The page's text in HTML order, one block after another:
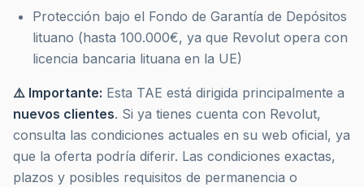
Protección bajo el Fondo de Garantía de Depósitos
lituano (hasta 100.000€, ya que Revolut opera con
licencia bancaria lituana en la UE)
⚠️ Importante: Esta TAE está dirigida principalmente a
nuevos clientes. Si ya tienes cuenta con Revolut,
consulta las condiciones actuales en su web oficial, ya
que la oferta podría diferir. Las condiciones exactas,
plazos y posibles requisitos de permanencia o